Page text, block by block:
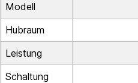
Modell
Hubraum
Leistung
Schaltung